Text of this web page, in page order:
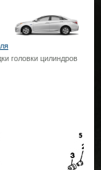
головки цилиндров